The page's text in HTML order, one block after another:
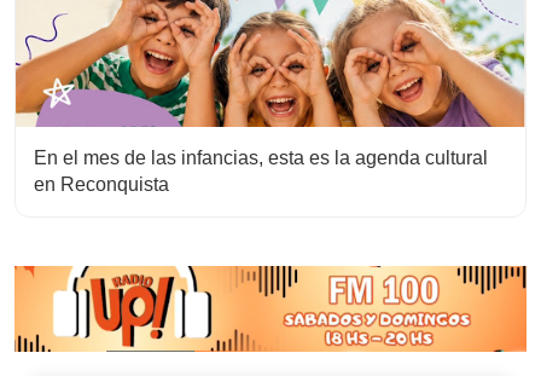
En el mes de las infancias, esta es la agenda cultural
en Reconquista